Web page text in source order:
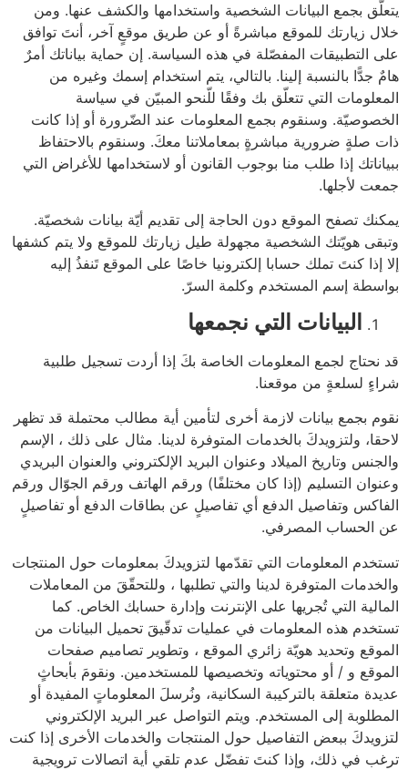
يتعلّق بجمع البيانات الشخصية واستخدامها والكشف عنها. ومن
خلال زيارتك للموقع مباشرةً أو عن طريق موقعٍ آخر، أنتَ توافق
على التطبيقات المفصّلة في هذه السياسة. إن حماية بياناتك أمرٌ
هامٌ جدًّا بالنسبة إلينا. بالتالي، يتم استخدام إسمك وغيره من
المعلومات التي تتعلّق بك وفقًا للّنحو المبيّن في سياسة
الخصوصيّة. وسنقوم بجمع المعلومات عند الضّرورة أو إذا كانت
ذات صلةٍ ضرورية مباشرةٍ بمعاملاتنا معكَ. وسنقوم بالاحتفاظ
ببياناتك إذا طلب منا بوجوب القانون أو لاستخدامها للأغراض التي
جمعت لأجلها.
يمكنك تصفح الموقع دون الحاجة إلى تقديم أيّة بيانات شخصيّة.
وتبقى هويّتك الشخصية مجهولة طيل زيارتك للموقع ولا يتم كشفها
إلا إذا كنتَ تملك حسابا إلكترونيا خاصًا على الموقع تَنفذُ إليه
بواسطة إسم المستخدم وكلمة السرّ.
البيانات التي نجمعها
قد نحتاج لجمع المعلومات الخاصة بكَ إذا أردت تسجيل طلبية
شراءٍ لسلعةٍ من موقعنا.
نقوم بجمع بيانات لازمة أخرى لتأمين أية مطالب محتملة قد تظهر
لاحقا­، ولتزويدكَ بالخدمات المتوفرة لدينا. مثال على ذلك ، الإسم
والجنس وتاريخ الميلاد وعنوان البريد الإلكتروني والعنوان البريدي
وعنوان التسليم (إذا كان مختلفًا) ورقم الهاتف ورقم الجوّال ورقم
الفاكس وتفاصيل الدفع أي تفاصيلٍ عن بطاقات الدفع أو تفاصيلٍ
عن الحساب المصرفي.
تستخدم المعلومات التي تقدّمها لتزويدكَ بمعلومات حول المنتجات
والخدمات المتوفرة لدينا والتي تطلبها ، وللتحقّقَ من المعاملات
المالية التي تُجريها على الإنترنت وإدارة حسابك الخاص. كما
تستخدم هذه المعلومات في عمليات تدقّيقَ تحميل البيانات من
الموقع وتحديد هويّة زائري الموقع ، وتطوير تصاميم صفحات
الموقع و / أو محتوياته وتخصيصها للمستخدمين. ونقومَ بأبحاثٍ
عديدة متعلقة بالتركيبة السكانية، ونُرسلَ المعلوماتٍ المفيدة أو
المطلوبة إلى المستخدم. ويتم التواصل عبر البريد الإلكتروني
لتزويدكَ ببعض التفاصيل حول المنتجات والخدمات الأخرى إذا كنت
ترغب في ذلك، وإذا كنتَ تفضّل عدم تلقي أية اتصالات ترويجية